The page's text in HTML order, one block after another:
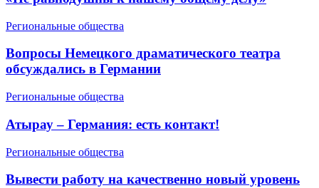
Региональные общества
Вопросы Немецкого драматического театра
обсуждались в Германии
Региональные общества
Атырау – Германия: есть контакт!
Региональные общества
Вывести работу на качественно новый уровень